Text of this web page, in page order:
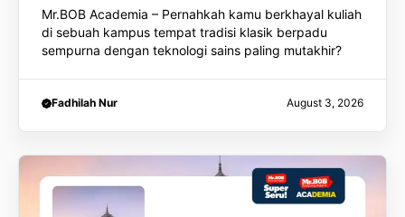
Mr.BOB Academia – Pernahkah kamu berkhayal kuliah
di sebuah kampus tempat tradisi klasik berpadu
sempurna dengan teknologi sains paling mutakhir?
Fadhilah Nur August 3, 2026